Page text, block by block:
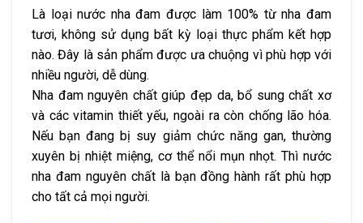
Là loại nước nha đam được làm 100% từ nha đam
tươi, không sử dụng bất kỳ loại thực phẩm kết hợp
nào. Đây là sản phẩm được ưa chuộng vì phù hợp với
nhiều người, dễ dùng.
Nha đam nguyên chất giúp đẹp da, bổ sung chất xơ
và các vitamin thiết yếu, ngoài ra còn chống lão hóa.
Nếu bạn đang bị suy giảm chức năng gan, thường
xuyên bị nhiệt miệng, cơ thể nổi mụn nhọt. Thì nước
nha đam nguyên chất là bạn đồng hành rất phù hợp
cho tất cả mọi người.